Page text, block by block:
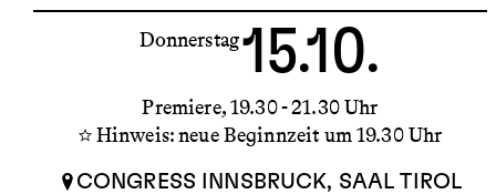
Donnerstag15.10.
Premiere 19.30 - 21.30 Uhr
Hinweis: neue Beginnzeit um 19.30 Uhr
CONGRESS INNSBRUCK, SAAL TIROL